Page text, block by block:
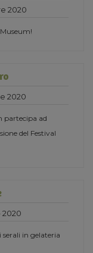
2020
2020
partecipa ad
del Festival
in gelateria